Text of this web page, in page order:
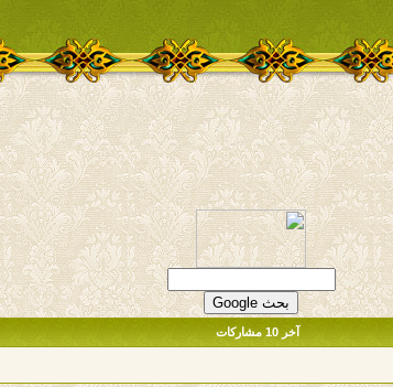
آخر 10 مشاركات